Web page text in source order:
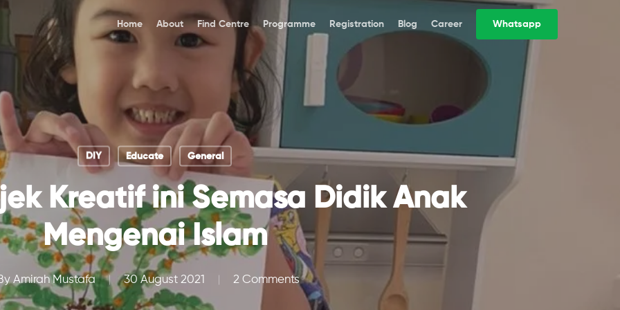
Home About Find Centre Programme Registration Blog Career Whatsapp
DIY Educate General
Kreatif ini Semasa Didik Anak
Mengenai Islam
Amirah Mustafa 30 August 2021 2 Comments